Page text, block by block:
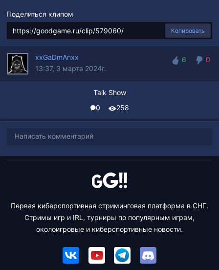
Поделиться клипом
Копировать
xxGaDmAnxx
13:37, 3 марта 2024г.
6
0
Talk Show
0
258
Написать комментарий
Первая киберспортивная стриминговая платформа в СНГ.
Стримы игр и IRL, турниры по популярным играм,
околоигровые и киберспортивные новости.